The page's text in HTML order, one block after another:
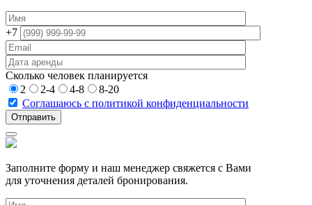
+7
Сколько человек планируется
2
2-4 4-8
8-20
Соглашаюсь с политикой конфиденциальности
Заполните форму и наш менеджер свяжется с Вами
для уточнения деталей бронирования.